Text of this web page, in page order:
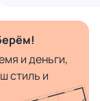
и деньги,
стиль и